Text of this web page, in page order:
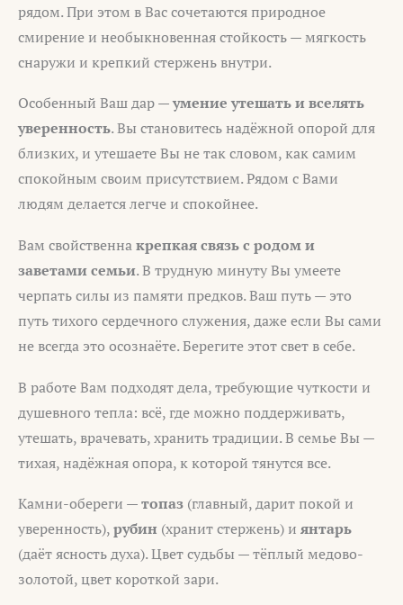
рядом. При этом в Вас сочетаются природное
смирение и необыкновенная стойкость — мягкость
снаружи и крепкий стержень внутри.
Особенный Ваш дар —умение утешать и вселять
уверенность. Вы становитесь надёжной опорой для
близких, и утешаете Вы не так словом, как самим
спокойным своим присутствием. Рядом с Вами
людям делается легче и спокойнее.
Вам свойственнакрепкая связь с родом и
заветами семьи. В трудную минуту Вы умеете
черпать силы из памяти предков. Ваш путь — это
путь тихого сердечного служения, даже если Вы сами
не всегда это осознаёте. Берегите этот свет в себе.
В работе Вам подходят дела, требующие чуткости и
душевного тепла: всё, где можно поддерживать,
утешать, врачевать, хранить традиции. В семье Вы —
тихая, надёжная опора, к которой тянутся все.
Камни-обереги —топаз (главный, дарит покой и
уверенность),рубин (хранит стержень) и янтарь
(даёт ясность духа). Цвет судьбы — тёплый медово-
золотой, цвет короткой зари.